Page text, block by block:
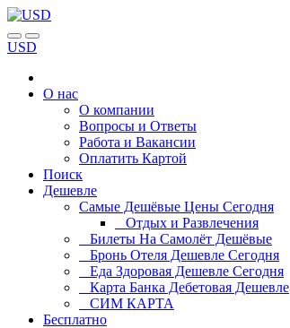
USD
О нас
О компании
Вопросы и Ответы
Работа и Вакансии
Оплатить Картой
Поиск
Дешевле
Самые Дешёвые Цены Сегодня
Отдых и Развлечения
Билеты На Самолёт Дешёвые
Бронь Отеля Дешевле Сегодня
Еда Здоровая Дешевле Сегодня
Карта Банка Дебетовая Дешевле
СИМ КАРТА
Бесплатно